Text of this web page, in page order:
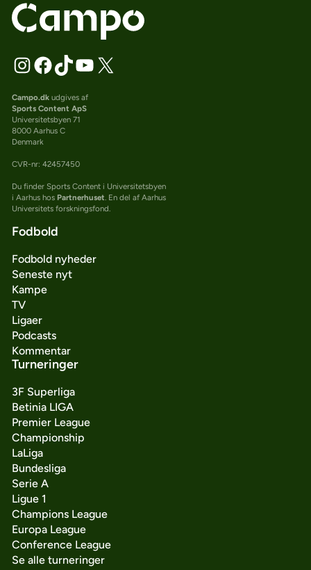
Campo.dkudgives af
Sports Content ApS
Universitetsbyen 71
8000 Aarhus C
Denmark
CVR-nr: 42457450
Du finder Sports Content i Universitetsbyen
i Aarhus hos Partnerhuset. En del af Aarhus
Universitets forskningsfond.
Fodbold
Fodbold nyheder
Seneste nyt
Kampe
TV
Ligaer
Podcasts
Kommentar
Turneringer
3F Superliga
Betinia LIGA
Premier League
Championship
LaLiga
Bundesliga
Serie A
Ligue 1
Champions League
Europa League
Conference League
Se alle turneringer